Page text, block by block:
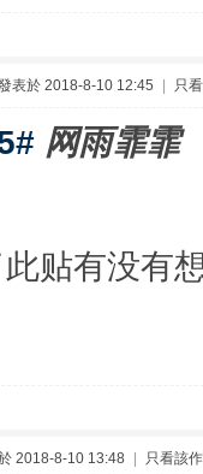
表於 2018-8-10 12:45 只
网雨霏霏
贴有没有
2018-8-10 13:48 只看該